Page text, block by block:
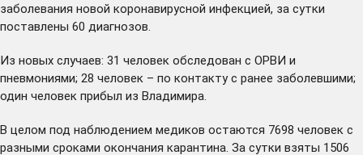
заболевания новой коронавирусной инфекцией, за сутки
поставлены 60 диагнозов.
Из новых случаев: 31 человек обследован с ОРВИ и
пневмониями; 28 человек – по контакту с ранее заболевшими;
один человек прибыл из Владимира.
В целом под наблюдением медиков остаются 7698 человек с
разными сроками окончания карантина. За сутки взяты 1506